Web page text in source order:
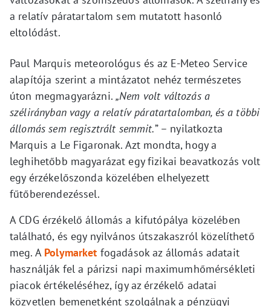
a relatív páratartalom sem mutatott hasonló
eltolódást.
Paul Marquis meteorológus és az E-Meteo Service
alapítója szerint a mintázatot nehéz természetes
úton megmagyarázni. „Nem volt változás a
szélirányban vagy a relatív páratartalomban, és a többi
állomás sem regisztrált semmit.” – nyilatkozta
Marquis a Le Figaronak. Azt mondta, hogy a
leghihetőbb magyarázat egy fizikai beavatkozás volt
egy érzékelőszonda közelében elhelyezett
fűtőberendezéssel.
A CDG érzékelő állomás a kifutópálya közelében
található, és egy nyilvános útszakaszról közelíthető
meg. A Polymarket fogadások az állomás adatait
használják fel a párizsi napi maximumhőmérsékleti
piacok értékeléséhez, így az érzékelő adatai
közvetlen bemenetként szolgálnak a pénzügyi